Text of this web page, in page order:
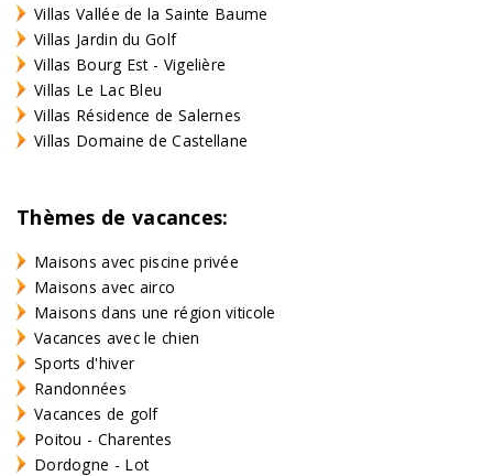
Villas Vallée de la Sainte Baume
Villas Jardin du Golf
Villas Bourg Est - Vigelière
Villas Le Lac Bleu
Villas Résidence de Salernes
Villas Domaine de Castellane
Thèmes de vacances:
Maisons avec piscine privée
Maisons avec airco
Maisons dans une région viticole
Vacances avec le chien
Sports d'hiver
Randonnées
Vacances de golf
Poitou - Charentes
Dordogne - Lot